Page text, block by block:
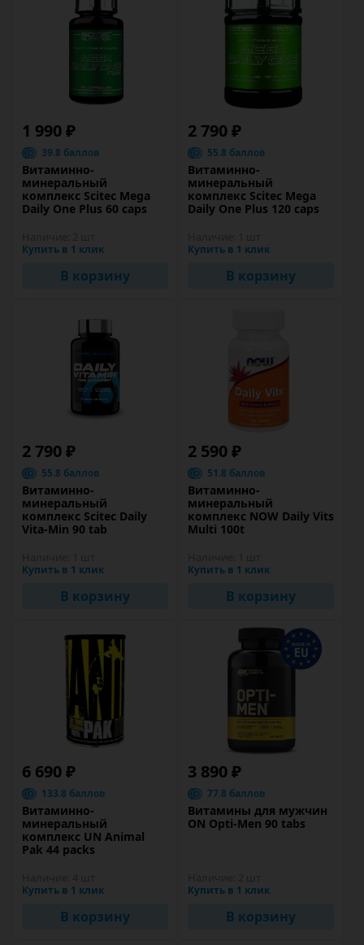
1 990 ₽
39.8 баллов
Витаминно-
минеральный
комплекс Scitec Mega
Daily One Plus 60 caps
Купить в 1 клик
В корзину
2 790 ₽
55.8 баллов
Витаминно-
минеральный
комплекс Scitec Mega
Daily One Plus 120 caps
Купить в 1 клик
В корзину
2 790 ₽
55.8 баллов
Витаминно-
минеральный
комплекс Scitec Daily
Vita-Min 90 tab
Купить в 1 клик
В корзину
2 590 ₽
51.8 баллов
Витаминно-
минеральный
комплекс NOW Daily Vits
Multi 100t
Купить в 1 клик
В корзину
6 690 ₽
133.8 баллов
Витаминно-
минеральный
комплекс UN Animal
Pak 44 packs
Купить в 1 клик
В корзину
3 890 ₽
77.8 баллов
Витамины для мужчин
ON Opti-Men 90 tabs
Купить в 1 клик
В корзину